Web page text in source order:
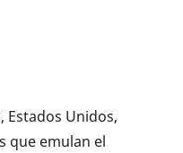
Estados Unidos,
que emulan el